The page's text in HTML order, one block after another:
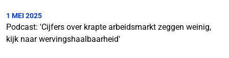
1 MEI 2025
Podcast: 'Cijfers over krapte arbeidsmarkt zeggen weinig,
kijk naar wervingshaalbaarheid'